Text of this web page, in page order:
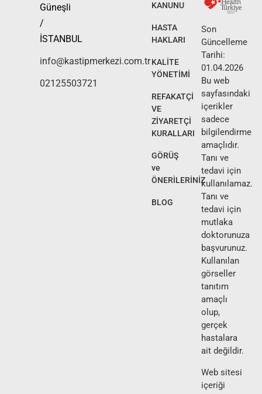
Güneşli
/
İSTANBUL
info@kastipmerkezi.com.tr
02125503721
KANUNU
HASTA
HAKLARI
KALİTE
YÖNETİMİ
REFAKATÇİ
VE
ZİYARETÇİ
KURALLARI
GÖRÜŞ
ve
ÖNERİLERİNİZ
BLOG
Son
Güncelleme
Tarihi:
01.04.2026
Bu web
sayfasındaki
içerikler
sadece
bilgilendirme
amaçlıdır.
Tanı ve
tedavi için
kullanılamaz.
Tanı ve
tedavi için
mutlaka
doktorunuza
başvurunuz.
Kullanılan
görseller
tanıtım
amaçlı
olup,
gerçek
hastalara
ait değildir.
Web sitesi
içeriği